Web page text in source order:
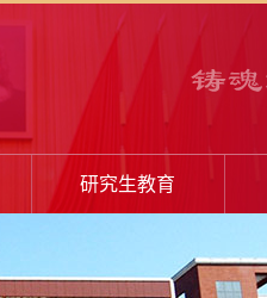
研究生教育